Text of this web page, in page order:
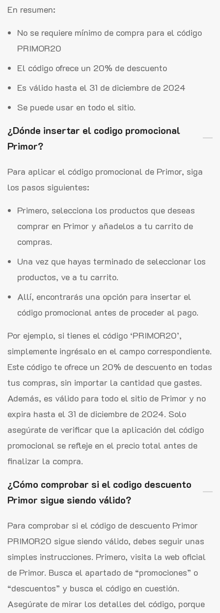
En resumen:
No se requiere mínimo de compra para el código
PRIMOR20
El código ofrece un 20% de descuento
Es válido hasta el 31 de diciembre de 2024
Se puede usar en todo el sitio.
¿Dónde insertar el codigo promocional
Primor?
Para aplicar el código promocional de Primor, siga
los pasos siguientes:
Primero, selecciona los productos que deseas
comprar en Primor y añadelos a tu carrito de
compras.
Una vez que hayas terminado de seleccionar los
productos, ve a tu carrito.
Allí, encontrarás una opción para insertar el
código promocional antes de proceder al pago.
Por ejemplo, si tienes el código ‘PRIMOR20’,
simplemente ingrésalo en el campo correspondiente.
Este código te ofrece un 20% de descuento en todas
tus compras, sin importar la cantidad que gastes.
Además, es válido para todo el sitio de Primor y no
expira hasta el 31 de diciembre de 2024. Solo
asegúrate de verificar que la aplicación del código
promocional se refleje en el precio total antes de
finalizar la compra.
¿Cómo comprobar si el codigo descuento
Primor sigue siendo válido?
Para comprobar si el código de descuento Primor
PRIMOR20 sigue siendo válido, debes seguir unas
simples instrucciones. Primero, visita la web oficial
de Primor. Busca el apartado de “promociones” o
“descuentos” y busca el código en cuestión.
Asegúrate de mirar los detalles del código, porque